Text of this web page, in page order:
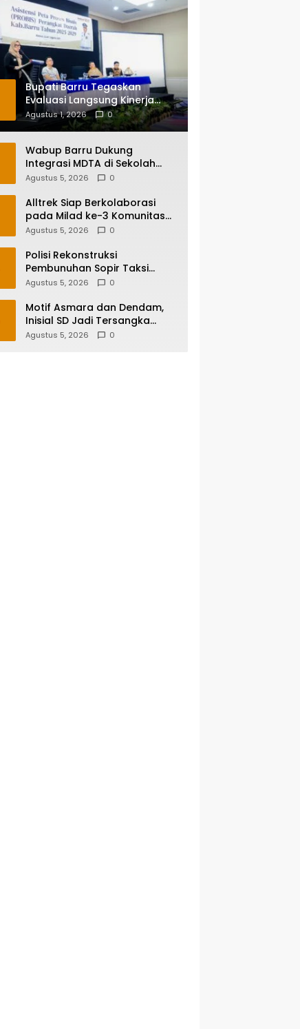
Bupati Barru Tegaskan
Evaluasi Langsung Kinerja
Kepala OPD, Reformasi
Birokrasi Jadi Prioritas
Agustus 1, 2026 0
Wabup Barru Dukung
Integrasi MDTA di Sekolah
Umum, Siapkan Regulasi
Agustus 5, 2026 0
Alltrek Siap Berkolaborasi
pada Milad ke-3 Komunitas
Camping IKA Smandel
Agustus 5, 2026 0
Polisi Rekonstruksi
Pembunuhan Sopir Taksi
Online di Maros, Tersangka
Agustus 5, 2026 0
Motif Asmara dan Dendam,
Inisial SD Jadi Tersangka
Pembunuhan Sopir Taksi
Agustus 5, 2026 0